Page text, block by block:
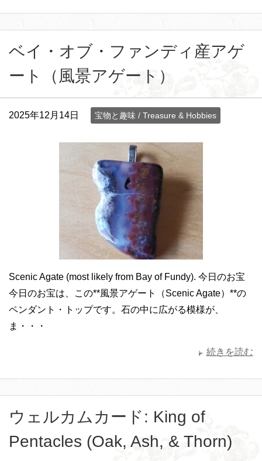
ベイ・オブ・ファンディ産アゲ
ート（風景アゲート）
2025年12月14日 宝物と趣味 / Treasure & Hobbies
Scenic Agate (most likely from Bay of Fundy). 今日のお宝
今日のお宝は、この**風景アゲート（Scenic Agate）**の
ペンダント・トップです。石の中に広がる模様が、
ま・・・
続きを読む
ウェルカムカード: King of
Pentacles (Oak, Ash, & Thorn)